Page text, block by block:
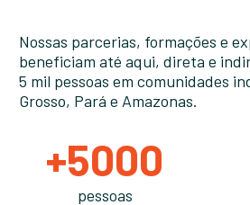
Nossas parcerias, formações e
beneficiam até aqui, direta e
5 mil pessoas em comunidades
Grosso, Pará e Amazonas.
+5000
pessoas